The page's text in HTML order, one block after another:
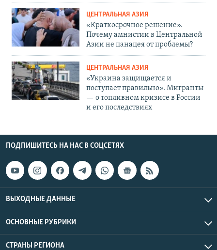
ЦЕНТРАЛЬНАЯ АЗИЯ
«Краткосрочное решение».
Почему амнистии в Центральной
Азии не панацея от проблемы?
ЦЕНТРАЛЬНАЯ АЗИЯ
«Украина защищается и
поступает правильно». Мигранты
— о топливном кризисе в России
и его последствиях
ПОДПИШИТЕСЬ НА НАС В СОЦСЕТЯХ
ВЫХОДНЫЕ ДАННЫЕ
ОСНОВНЫЕ РУБРИКИ
СТРАНЫ РЕГИОНА